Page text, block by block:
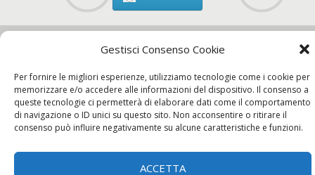
Gestisci Consenso Cookie
Per fornire le migliori esperienze, utilizziamo tecnologie come i cookie per
memorizzare e/o accedere alle informazioni del dispositivo. Il consenso a
queste tecnologie ci permetterà di elaborare dati come il comportamento
di navigazione o ID unici su questo sito. Non acconsentire o ritirare il
consenso può influire negativamente su alcune caratteristiche e funzioni.
ACCETTA
Chi siamo Contatti Privacy Policy